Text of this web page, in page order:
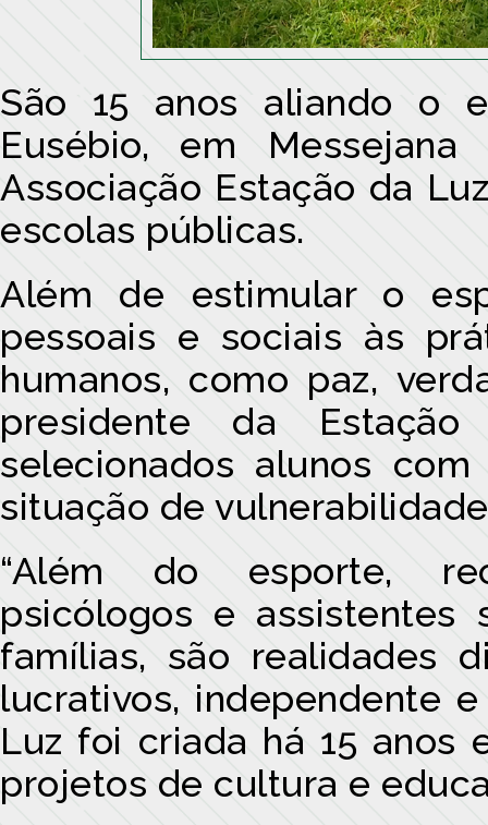
São 15 anos aliando o
Eusébio, em
Associação Estação da
escolas públicas.
Além de estimular o
pessoais e sociais às
humanos, como paz,
presidente da
selecionados alunos
situação de
“Além do esporte,
psicólogos e
famílias, são realidades
lucrativos, independente
Luz foi criada há 15 anos
projetos de cultura e